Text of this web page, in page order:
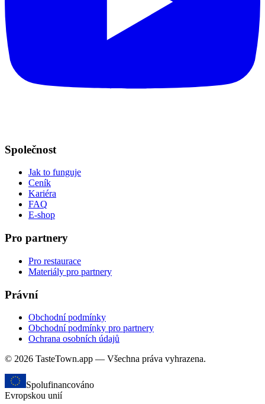
Společnost
Jak to funguje
Ceník
Kariéra
FAQ
E-shop
Pro partnery
Pro restaurace
Materiály pro partnery
Právní
Obchodní podmínky
Obchodní podmínky pro partnery
Ochrana osobních údajů
© 2026 TasteTown.app — Všechna práva vyhrazena.
Spolufinancováno
Evropskou unií